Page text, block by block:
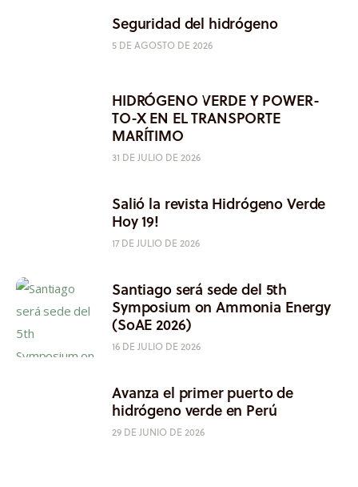
Seguridad del hidrógeno
5 DE AGOSTO DE 2026
HIDRÓGENO VERDE Y POWER-
TO-X EN EL TRANSPORTE
MARÍTIMO
31 DE JULIO DE 2026
Salió la revista Hidrógeno Verde
Hoy 19!
17 DE JULIO DE 2026
Santiago será sede del 5th
Symposium on Ammonia Energy
(SoAE 2026)
16 DE JULIO DE 2026
Avanza el primer puerto de
hidrógeno verde en Perú
29 DE JUNIO DE 2026